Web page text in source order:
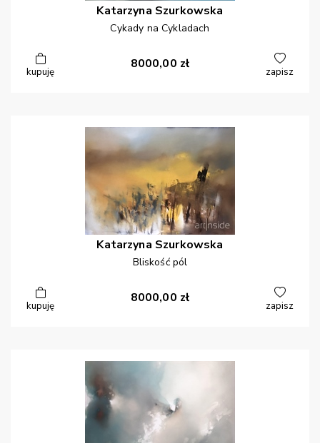
Katarzyna Szurkowska
Cykady na Cykladach
kupuję
8000,00 zł
zapisz
Katarzyna Szurkowska
Bliskość pól
kupuję
8000,00 zł
zapisz